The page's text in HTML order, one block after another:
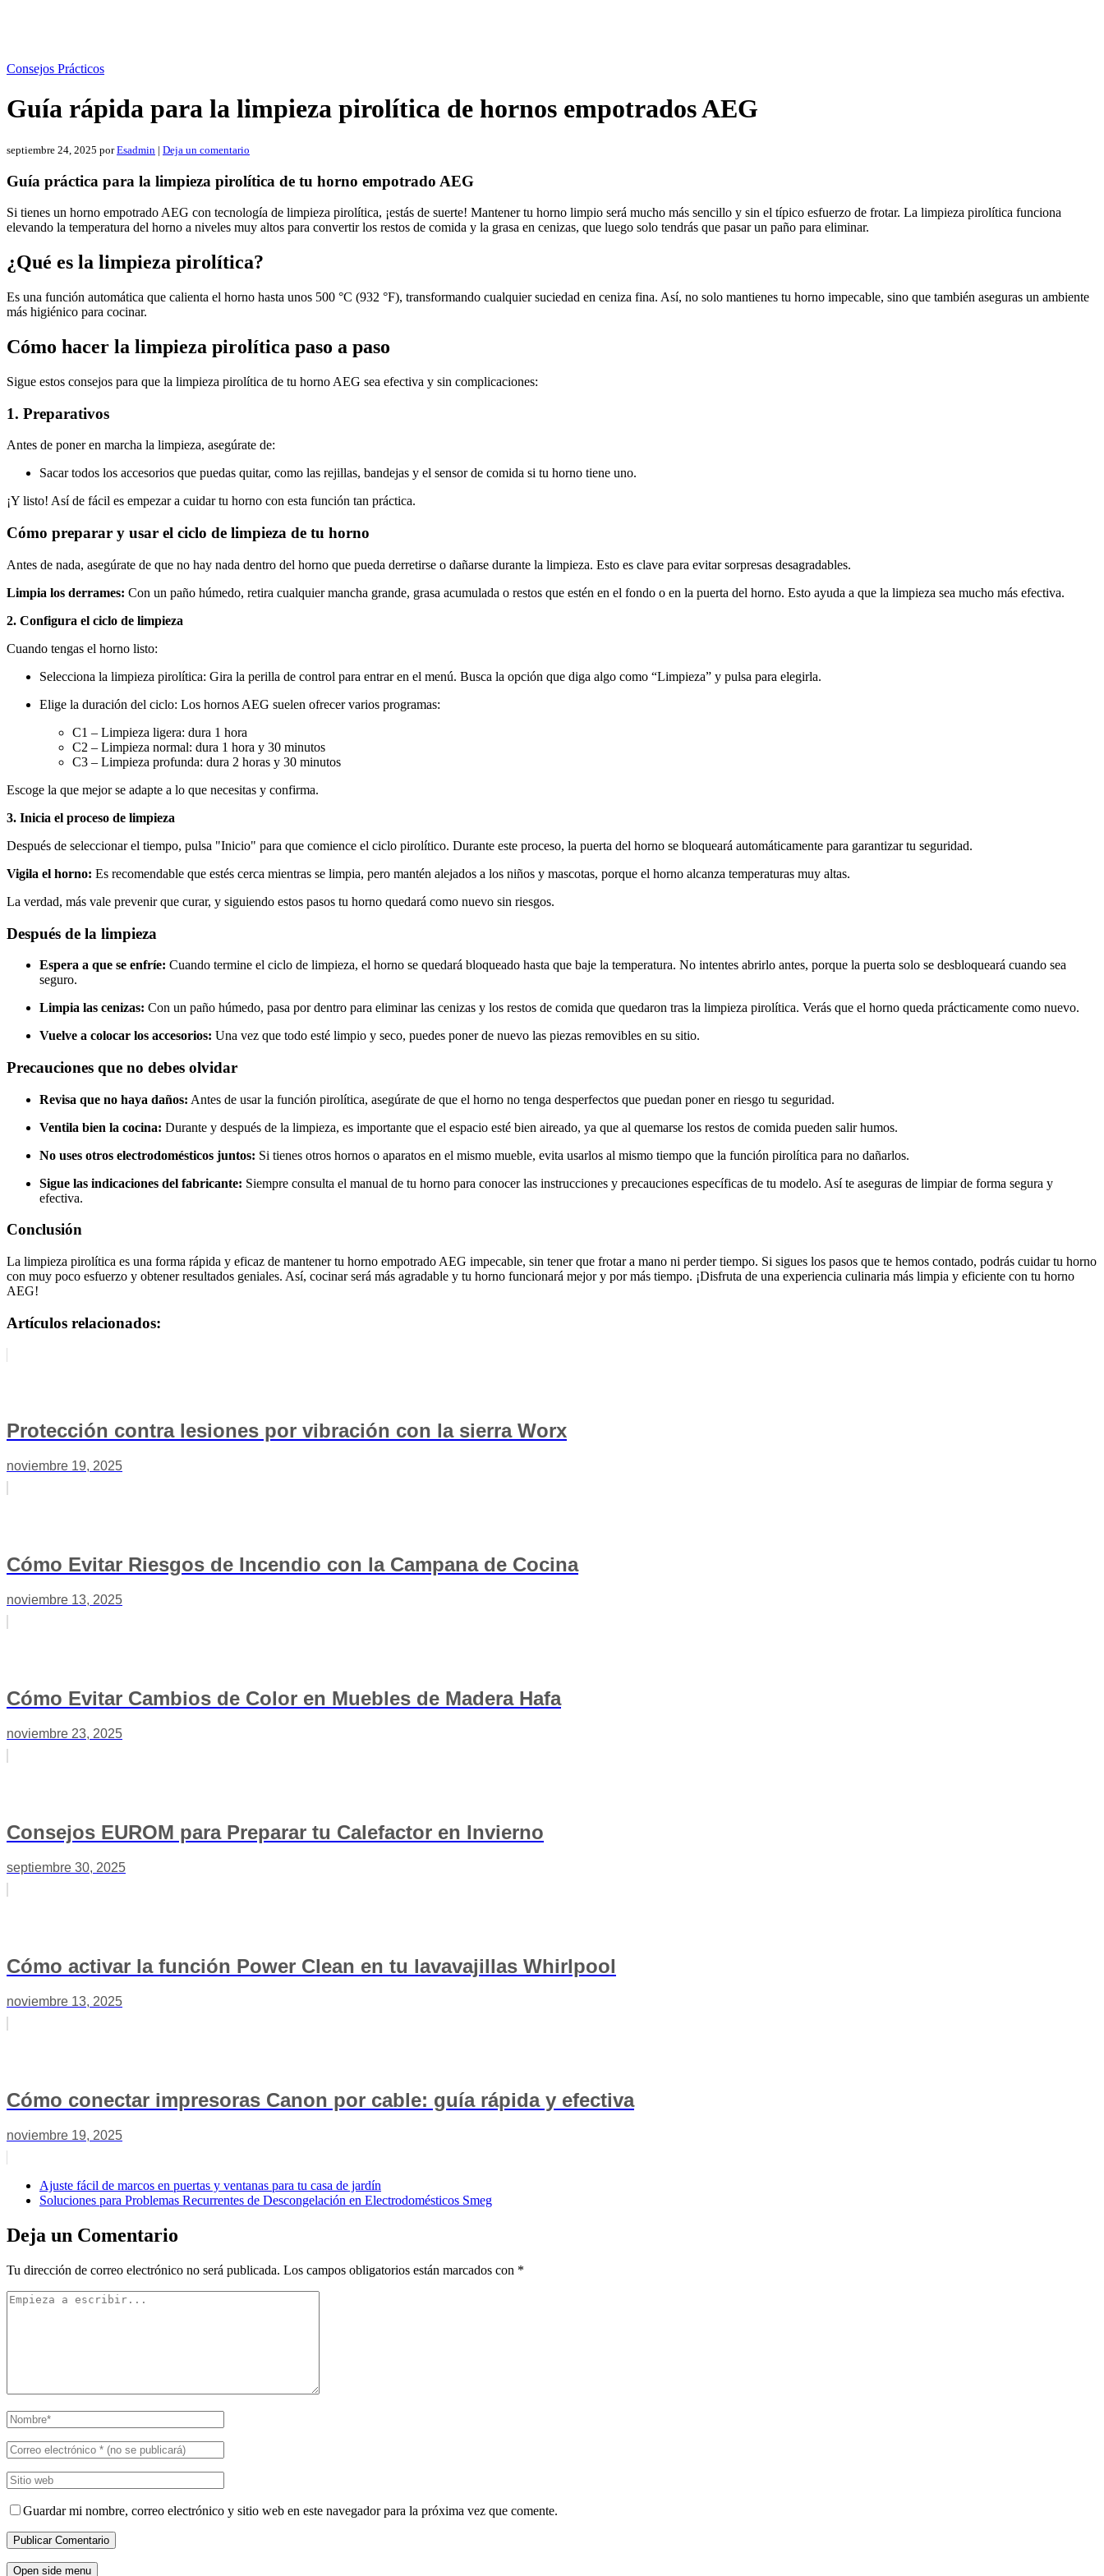
Consejos Prácticos
Guía rápida para la limpieza pirolítica de hornos empotrados AEG
septiembre 24, 2025 porEsadmin | Deja un comentario
Guía práctica para la limpieza pirolítica de tu horno empotrado AEG
Si tienes un horno empotrado AEG con tecnología de limpieza pirolítica, ¡estás de suerte! Mantener tu horno limpio será mucho más sencillo y sin el típico esfuerzo de frotar. La limpieza pirolítica funciona
elevando la temperatura del horno a niveles muy altos para convertir los restos de comida y la grasa en cenizas, que luego solo tendrás que pasar un paño para eliminar.
¿Qué es la limpieza pirolítica?
Es una función automática que calienta el horno hasta unos 500 °C (932 °F), transformando cualquier suciedad en ceniza fina. Así, no solo mantienes tu horno impecable, sino que también aseguras un ambiente
más higiénico para cocinar.
Cómo hacer la limpieza pirolítica paso a paso
Sigue estos consejos para que la limpieza pirolítica de tu horno AEG sea efectiva y sin complicaciones:
1. Preparativos
Antes de poner en marcha la limpieza, asegúrate de:
Sacar todos los accesorios que puedas quitar, como las rejillas, bandejas y el sensor de comida si tu horno tiene uno.
¡Y listo! Así de fácil es empezar a cuidar tu horno con esta función tan práctica.
Cómo preparar y usar el ciclo de limpieza de tu horno
Antes de nada, asegúrate de que no hay nada dentro del horno que pueda derretirse o dañarse durante la limpieza. Esto es clave para evitar sorpresas desagradables.
Limpia los derrames: Con un paño húmedo, retira cualquier mancha grande, grasa acumulada o restos que estén en el fondo o en la puerta del horno. Esto ayuda a que la limpieza sea mucho más efectiva.
2. Configura el ciclo de limpieza
Cuando tengas el horno listo:
Selecciona la limpieza pirolítica: Gira la perilla de control para entrar en el menú. Busca la opción que diga algo como “Limpieza” y pulsa para elegirla.
Elige la duración del ciclo: Los hornos AEG suelen ofrecer varios programas:
C1 – Limpieza ligera: dura 1 hora
C2 – Limpieza normal: dura 1 hora y 30 minutos
C3 – Limpieza profunda: dura 2 horas y 30 minutos
Escoge la que mejor se adapte a lo que necesitas y confirma.
3. Inicia el proceso de limpieza
Después de seleccionar el tiempo, pulsa "Inicio" para que comience el ciclo pirolítico. Durante este proceso, la puerta del horno se bloqueará automáticamente para garantizar tu seguridad.
Vigila el horno: Es recomendable que estés cerca mientras se limpia, pero mantén alejados a los niños y mascotas, porque el horno alcanza temperaturas muy altas.
La verdad, más vale prevenir que curar, y siguiendo estos pasos tu horno quedará como nuevo sin riesgos.
Después de la limpieza
Espera a que se enfríe: Cuando termine el ciclo de limpieza, el horno se quedará bloqueado hasta que baje la temperatura. No intentes abrirlo antes, porque la puerta solo se desbloqueará cuando sea
seguro.
Limpia las cenizas: Con un paño húmedo, pasa por dentro para eliminar las cenizas y los restos de comida que quedaron tras la limpieza pirolítica. Verás que el horno queda prácticamente como nuevo.
Vuelve a colocar los accesorios: Una vez que todo esté limpio y seco, puedes poner de nuevo las piezas removibles en su sitio.
Precauciones que no debes olvidar
Revisa que no haya daños: Antes de usar la función pirolítica, asegúrate de que el horno no tenga desperfectos que puedan poner en riesgo tu seguridad.
Ventila bien la cocina: Durante y después de la limpieza, es importante que el espacio esté bien aireado, ya que al quemarse los restos de comida pueden salir humos.
No uses otros electrodomésticos juntos: Si tienes otros hornos o aparatos en el mismo mueble, evita usarlos al mismo tiempo que la función pirolítica para no dañarlos.
Sigue las indicaciones del fabricante: Siempre consulta el manual de tu horno para conocer las instrucciones y precauciones específicas de tu modelo. Así te aseguras de limpiar de forma segura y
efectiva.
Conclusión
La limpieza pirolítica es una forma rápida y eficaz de mantener tu horno empotrado AEG impecable, sin tener que frotar a mano ni perder tiempo. Si sigues los pasos que te hemos contado, podrás cuidar tu horno
con muy poco esfuerzo y obtener resultados geniales. Así, cocinar será más agradable y tu horno funcionará mejor y por más tiempo. ¡Disfruta de una experiencia culinaria más limpia y eficiente con tu horno
AEG!
Artículos relacionados:
Protección contra lesiones por vibración con la sierra Worx
noviembre 19, 2025
Cómo Evitar Riesgos de Incendio con la Campana de Cocina
noviembre 13, 2025
Cómo Evitar Cambios de Color en Muebles de Madera Hafa
noviembre 23, 2025
Consejos EUROM para Preparar tu Calefactor en Invierno
septiembre 30, 2025
Cómo activar la función Power Clean en tu lavavajillas Whirlpool
noviembre 13, 2025
Cómo conectar impresoras Canon por cable: guía rápida y efectiva
noviembre 19, 2025
Ajuste fácil de marcos en puertas y ventanas para tu casa de jardín
Soluciones para Problemas Recurrentes de Descongelación en Electrodomésticos Smeg
Deja un Comentario
Tu dirección de correo electrónico no será publicada. Los campos obligatorios están marcados con *
Guardar mi nombre, correo electrónico y sitio web en este navegador para la próxima vez que comente.
Open side menu